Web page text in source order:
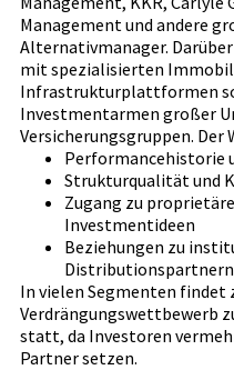
Management und andere
Alternativmanager.
mit spezialisierten
Infrastrukturplattformen
Investmentarmen großer
Versicherungsgruppen.
Performancehistorie
Strukturqualität und
Zugang zu
Investmentideen
Beziehungen zu
Distributionspartnern
In vielen Segmenten findet
Verdrängungswettbewerb
statt, da Investoren
Partner setzen.